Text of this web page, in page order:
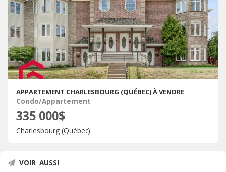
APPARTEMENT CHARLESBOURG (QUÉBEC) À VENDRE
Condo/Appartement
335 000$
Charlesbourg (Québec)
VOIR AUSSI